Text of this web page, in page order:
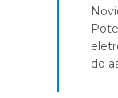
do